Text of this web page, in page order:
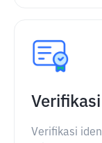
Verifikasi